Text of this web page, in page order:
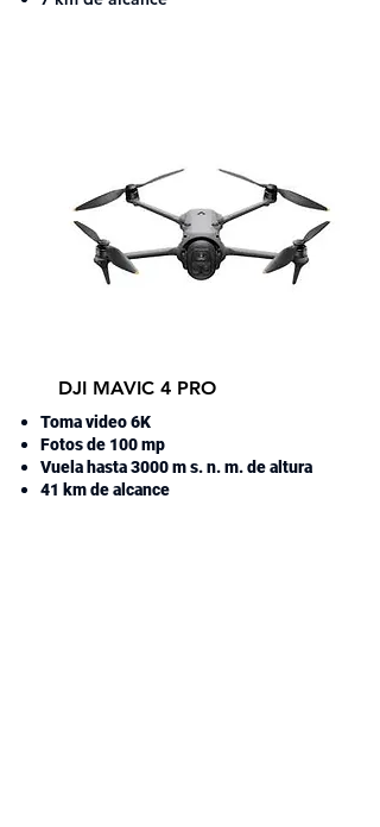
DJI MAVIC 4 PRO
Toma video 6K
Fotos de 100 mp
Vuela hasta 3000 m s. n. m. de altura
41 km de alcance